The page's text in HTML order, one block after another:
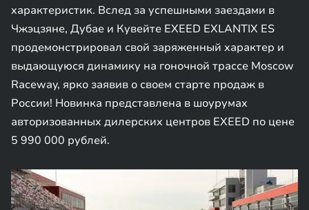
характеристик. Вслед за успешными заездами в
Чжэцзяне, Дубае и Кувейте EXEED EXLANTIX ES
продемонстрировал свой заряженный характер и
выдающуюся динамику на гоночной трассе Moscow
Raceway, ярко заявив о своем старте продаж в
России! Новинка представлена в шоурумах
авторизованных дилерских центров EXEED по цене
5 990 000 рублей.